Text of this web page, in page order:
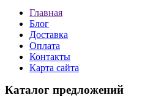
Главная
Блог
Доставка
Оплата
Контакты
Карта сайта
Каталог предложений